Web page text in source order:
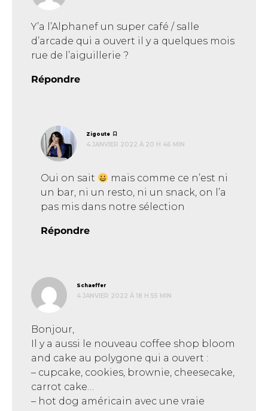
Y’a l’Alphanef un super café / salle
d’arcade qui a ouvert il y a quelques mois
rue de l’aiguillerie ?
Répondre
Zigoute
4 JANVIER 2022 À 20 H 46 MIN
Oui on sait
mais comme ce n’est ni
un bar, ni un resto, ni un snack, on l’a
pas mis dans notre sélection
Répondre
Schaeffer
4 JANVIER 2022 À 18 H 55 MIN
Bonjour,
Il y a aussi le nouveau coffee shop bloom
and cake au polygone qui a ouvert :
– cupcake, cookies, brownie, cheesecake,
carrot cake…
– hot dog américain avec une vraie